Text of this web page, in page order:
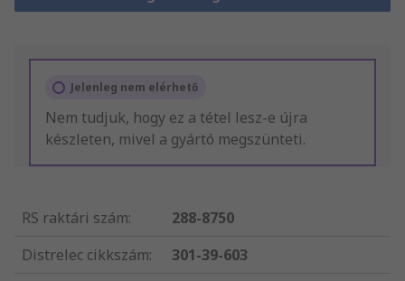
Jelenleg nem elérhető
Nem tudjuk, hogy ez a tétel lesz-e újra
készleten, mivel a gyártó megszünteti.
RS raktári szám:
288-8750
Distrelec cikkszám:
301-39-603